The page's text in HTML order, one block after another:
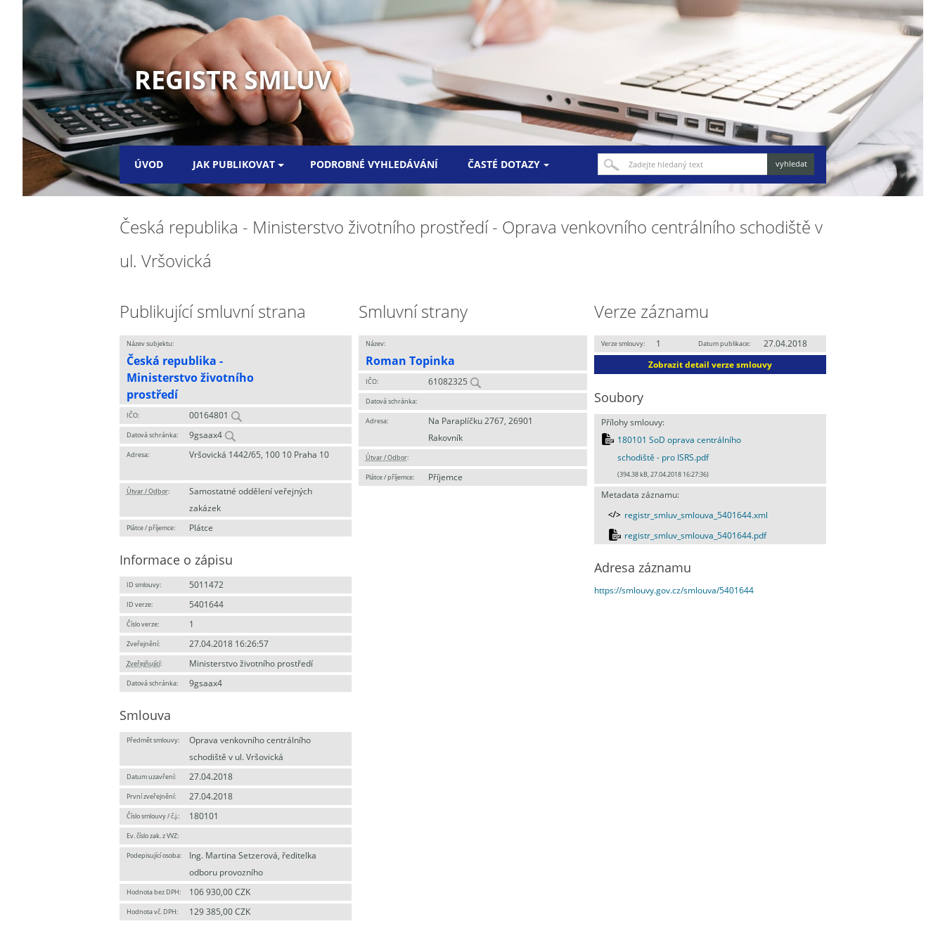
REGISTR SMLUV
ÚVOD JAK PUBLIKOVAT PODROBNÉ VYHLEDÁVÁNÍ ČASTÉ DOTAZY
Česká republika - Ministerstvo životního prostředí - Oprava venkovního centrálního schodiště v
ul. Vršovická
Publikující smluvní strana
Název subjektu:
Česká republika -
Ministerstvo životního
prostředí
IČO: 00164801
Datová schránka: 9gsaax4
Adresa: Vršovická 1442/65, 100 10 Praha 10
Útvar / Odbor:
Samostatné oddělení veřejných
zakázek
Plátce / příjemce: Plátce
Informace o zápisu
ID smlouvy: 5011472
ID verze: 5401644
Číslo verze: 1
Zveřejnění: 27.04.2018 16:26:57
Zveřejňující: Ministerstvo životního prostředí
Datová schránka: 9gsaax4
Smlouva
Předmět smlouvy:
Oprava venkovního centrálního
schodiště v ul. Vršovická
Datum uzavření: 27.04.2018
První zveřejnění: 27.04.2018
Číslo smlouvy / č.j.: 180101
Ev. číslo zak. z VVZ:
Podepisující osoba:
Ing. Martina Setzerová, ředitelka
odboru provozního
Hodnota bez DPH: 106 930,00 CZK
Hodnota vč. DPH: 129 385,00 CZK
Smluvní strany
Název:
Roman Topinka
IČO: 61082325
Datová schránka:
Adresa:
Na Paraplíčku 2767, 26901
Rakovník
Útvar / Odbor:
Plátce / příjemce: Příjemce
Verze záznamu
Verze smlouvy: 1 Datum publikace:
27.04.2018
Zobrazit detail verze smlouvy
Soubory
Přílohy smlouvy:
180101 SoD oprava centrálního
schodiště - pro ISRS.pdf
(394.38 kB, 27.04.2018 16:27:36)
Metadata záznamu:
registr_smluv_smlouva_5401644.xml
registr_smluv_smlouva_5401644.pdf
Adresa záznamu
https://smlouvy.gov.cz/smlouva/5401644